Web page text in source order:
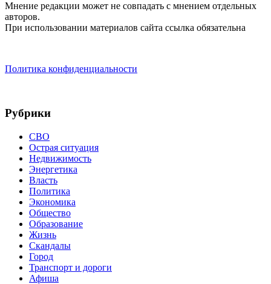
Мнение редакции может не совпадать с мнением отдельных
авторов.
При использовании материалов сайта ссылка обязательна
Политика конфиденциальности
Рубрики
СВО
Острая ситуация
Недвижимость
Энергетика
Власть
Политика
Экономика
Общество
Образование
Жизнь
Скандалы
Город
Транспорт и дороги
Афиша